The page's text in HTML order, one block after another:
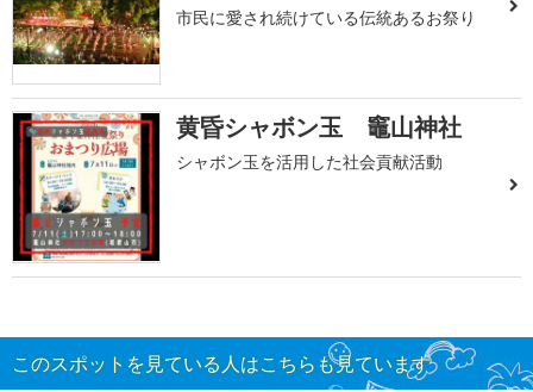
市民に愛され続けている伝統あるお祭り
黄昏シャボン玉 竈山神社
シャボン玉を活用した社会貢献活動
このスポットを見ている人はこちらも見ています